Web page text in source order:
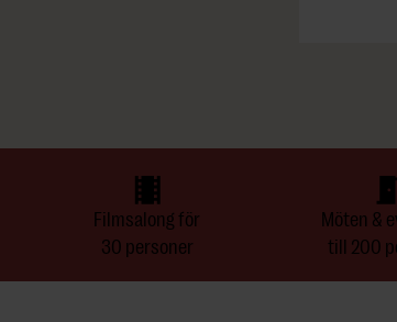
Filmsalong för
30 personer
Möten &
till 200